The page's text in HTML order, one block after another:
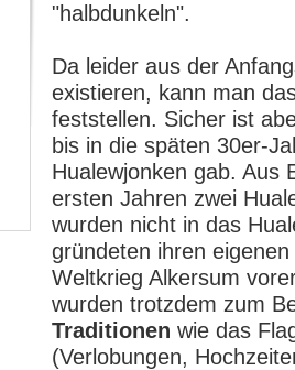
"halbdunkeln".
Da leider aus der
existieren, kann man
feststellen. Sicher ist
bis in die späten 30er-
Hualewjonken gab. Aus
ersten Jahren zwei
wurden nicht in das
gründeten ihren
Weltkrieg Alkersum
wurden trotzdem zum
Traditionen wie das
(Verlobungen,